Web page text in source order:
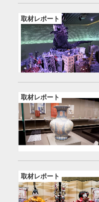
取材レポート
取材レポート
取材レポート